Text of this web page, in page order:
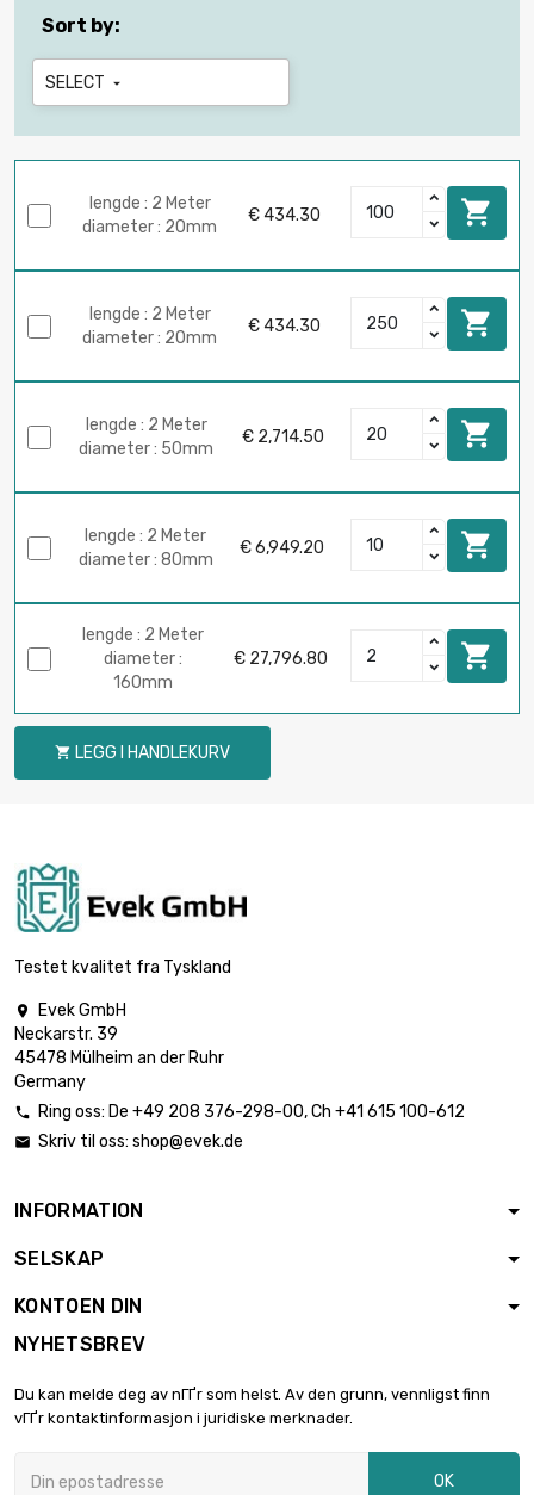
Sort by:
SELECT 
lengde : 2 Meter
diameter : 20mm
€ 434.30 
lengde : 2 Meter
diameter : 20mm
€ 434.30 
lengde : 2 Meter
diameter : 50mm
€ 2,714.50 
lengde : 2 Meter
diameter : 80mm
€ 6,949.20 
lengde : 2 Meter
diameter :
160mm
€ 27,796.80 
 LEGG I HANDLEKURV
Testet kvalitet fra Tyskland

Evek GmbH
Neckarstr. 39
45478 Mülheim an der Ruhr
Germany
 Ring oss: De +49 208 376-298-00, Ch +41 615 100-612
 Skriv til oss: shop@evek.de
INFORMATION
SELSKAP
KONTOEN DIN
NYHETSBREV
Du kan melde deg av nГҐr som helst. Av den grunn, vennligst finn
vГҐr kontaktinformasjon i juridiske merknader.
OK